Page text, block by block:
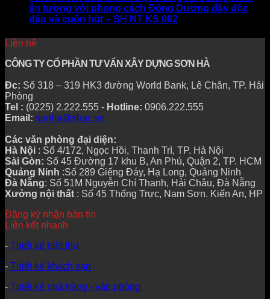
ấn tượng với phong cách Đông Dương đầy độc
đáo và cuốn hút – SH NT KS 002
Liên hệ
CÔNG TY CỔ PHẦN TƯ VẤN XÂY DỰNG SƠN HÀ
Đc: Số 318 – 319 HK3 đường World Bank, Lê Chân, TP. Hải
Phòng
Tel : (0225) 2.222.555 - Hotline: 0906.222.555
Email: sonha@shac.vn
Các văn phòng đại diện:
Hà Nội : Số 4/172, Ngọc Hồi, Thanh Trì, TP. Hà Nội
Sài Gòn: Số 45 Đường 17 khu B, An Phú, Quận 2, TP. HCM
Quảng Ninh :Số 289 Giếng Đáy, Hạ Long, Quảng Ninh
Đà Nẵng: Số 51M Nguyễn Chí Thanh, Hải Châu, Đà Nẵng
Xưởng nội thất : Số 45 Thống Trực, Nam Sơn. Kiến An, HP
Đăng ký nhận bản tin
Liên kết nhanh
- Thiết kế biệt thự
- Thiết kế khách sạn
- Thiết kế nhà hàng - văn phòng